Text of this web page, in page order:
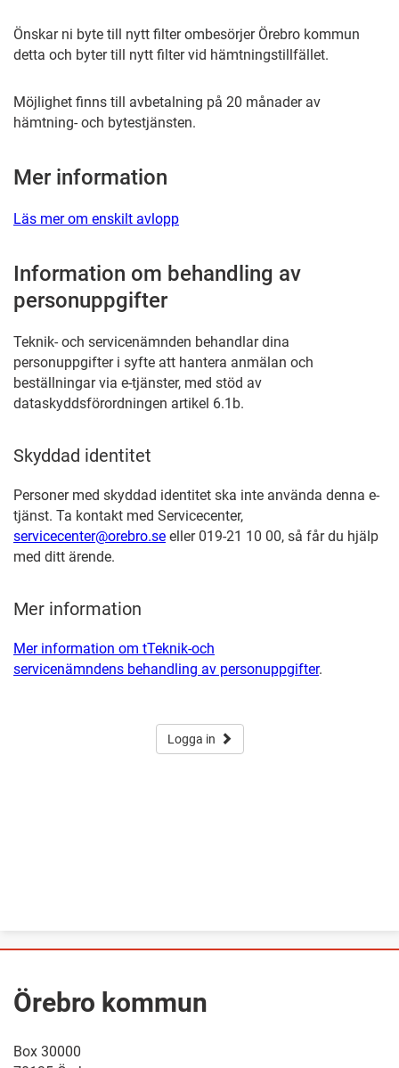
Önskar ni byte till nytt filter ombesörjer Örebro kommun
detta och byter till nytt filter vid hämtningstillfället.
Möjlighet finns till avbetalning på 20 månader av
hämtning- och bytestjänsten.
Mer information
Läs mer om enskilt avlopp
Information om behandling av
personuppgifter
Teknik- och servicenämnden behandlar dina
personuppgifter i syfte att hantera anmälan och
beställningar via e-tjänster, med stöd av
dataskyddsförordningen artikel 6.1b.
Skyddad identitet
Personer med skyddad identitet ska inte använda denna e-
tjänst. Ta kontakt med Servicecenter,
servicecenter@orebro.se eller 019-21 10 00, så får du hjälp
med ditt ärende.
Mer information
Mer information om tTeknik-och
servicenämndens behandling av personuppgifter.
Logga in
Örebro kommun
Box 30000